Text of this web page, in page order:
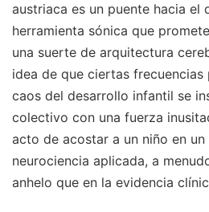
austriaca es un puente hacia el
herramienta sónica que
una suerte de arquitectura
idea de que ciertas frecuencias
caos del desarrollo infantil se
colectivo con una fuerza
acto de acostar a un niño en
neurociencia aplicada, a
anhelo que en la evidencia